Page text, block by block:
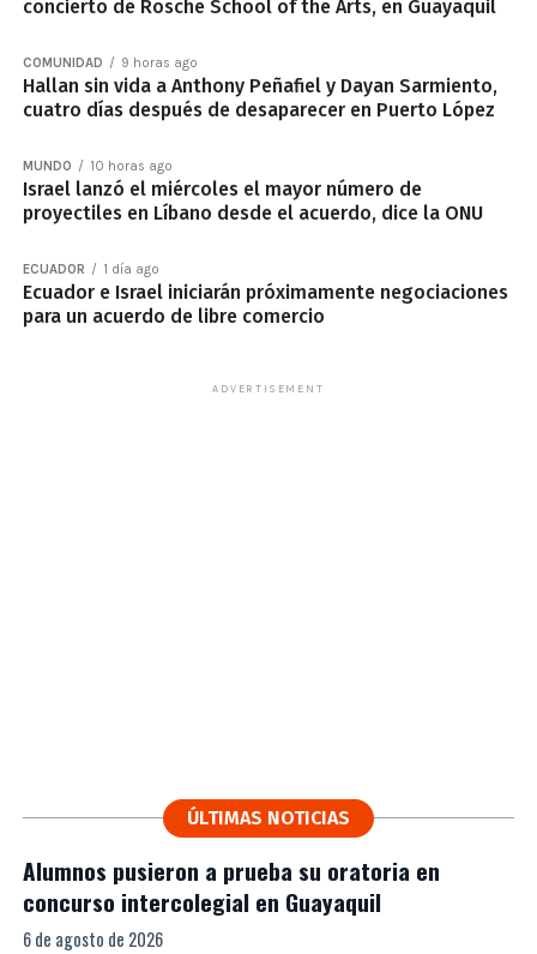
concierto de Rosche School of the Arts, en Guayaquil
COMUNIDAD 9 horas ago
Hallan sin vida a Anthony Peñafiel y Dayan Sarmiento,
cuatro días después de desaparecer en Puerto López
MUNDO 10 horas ago
Israel lanzó el miércoles el mayor número de
proyectiles en Líbano desde el acuerdo, dice la ONU
ECUADOR 1 día ago
Ecuador e Israel iniciarán próximamente negociaciones
para un acuerdo de libre comercio
ADVERTISEMENT
ÚLTIMAS NOTICIAS
Alumnos pusieron a prueba su oratoria en
concurso intercolegial en Guayaquil
6 de agosto de 2026